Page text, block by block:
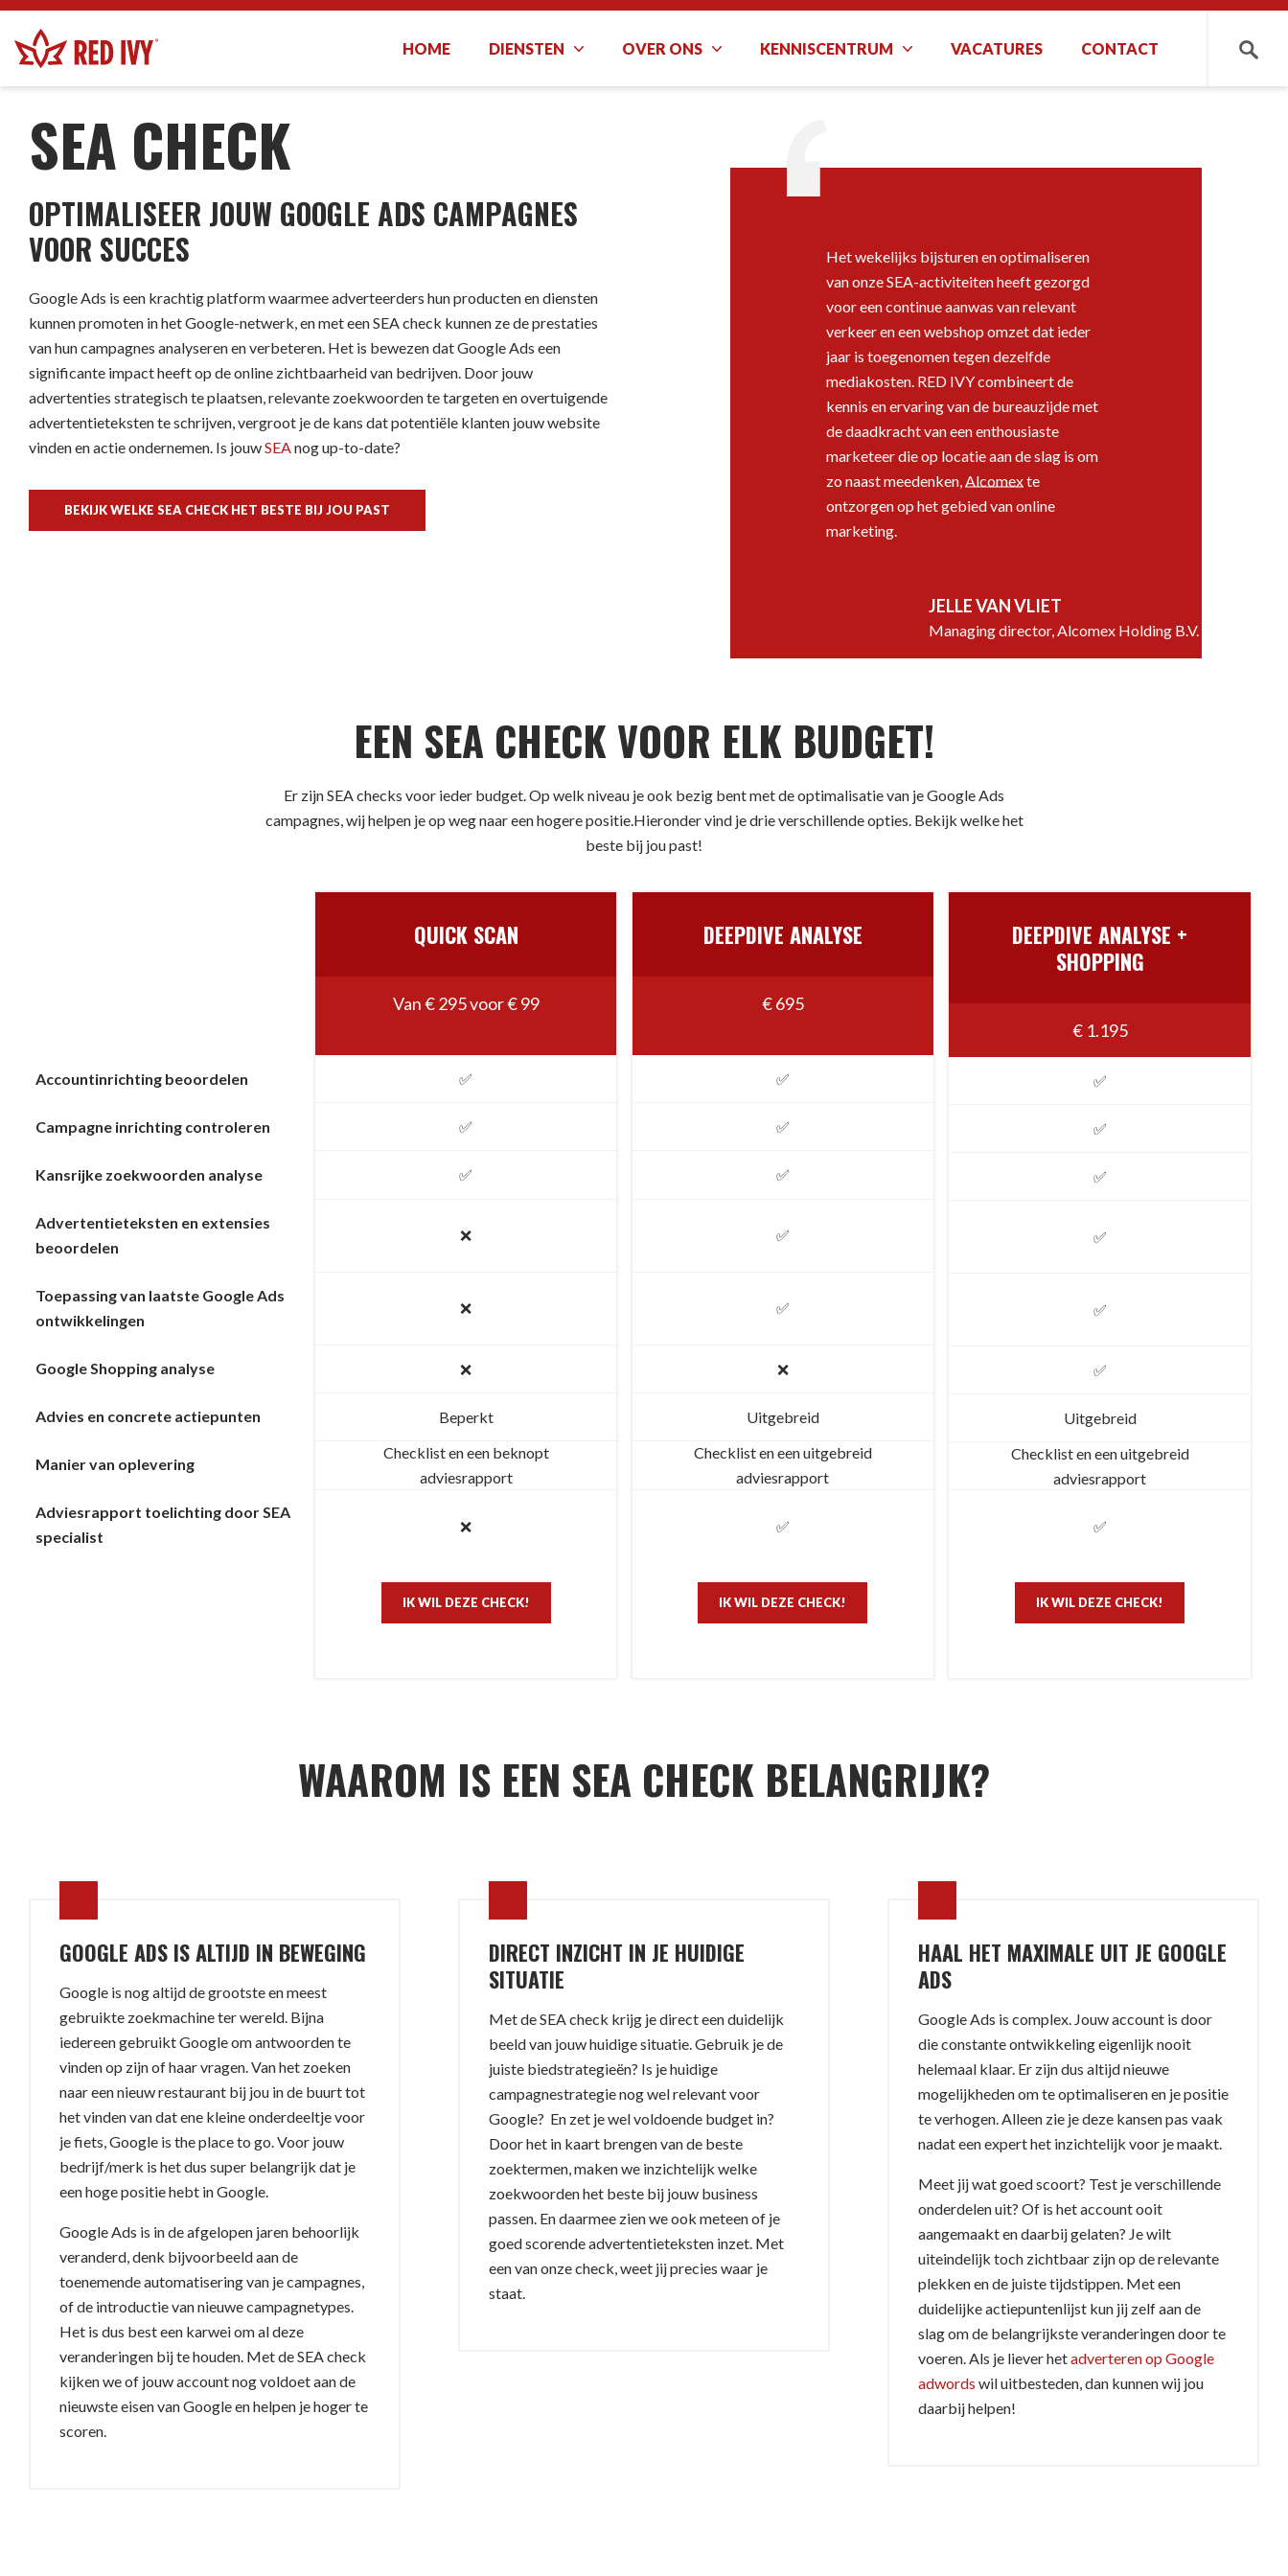
HOME DIENSTEN OVER ONS KENNISCENTRUM VACATURES CONTACT
Zoeken
DIENSTEN- SEA CHECK
SEA CHECK
OPTIMALISEER JOUW GOOGLE ADS CAMPAGNES
VOOR SUCCES
Google Ads is een krachtig platform waarmee adverteerders hun producten en diensten
kunnen promoten in het Google-netwerk, en met een SEA check kunnen ze de prestaties
van hun campagnes analyseren en verbeteren. Het is bewezen dat Google Ads een
significante impact heeft op de online zichtbaarheid van bedrijven. Door jouw
advertenties strategisch te plaatsen, relevante zoekwoorden te targeten en overtuigende
advertentieteksten te schrijven, vergroot je de kans dat potentiële klanten jouw website
vinden en actie ondernemen. Is jouwSEAnog up-to-date?
BEKIJK WELKE SEA CHECK HET BESTE BIJ JOU PAST
Het wekelijks bijsturen en optimaliseren
van onze SEA-activiteiten heeft gezorgd
voor een continue aanwas van relevant
verkeer en een webshop omzet dat ieder
jaar is toegenomen tegen dezelfde
mediakosten. RED IVY combineert de
kennis en ervaring van de bureauzijde met
de daadkracht van een enthousiaste
marketeer die op locatie aan de slag is om
zo naast meedenken,Alcomexte
ontzorgen op het gebied van online
marketing.
JELLE VAN VLIET
Managing director, Alcomex Holding B.V.
EEN SEA CHECK VOOR ELK BUDGET!
Er zijn SEA checks voor ieder budget. Op welk niveau je ook bezig bent met de optimalisatie van je Google Ads
campagnes, wij helpen je op weg naar een hogere positie.Hieronder vind je drie verschillende opties. Bekijk welke het
beste bij jou past!
Accountinrichting beoordelen
Campagne inrichting controleren
Kansrijke zoekwoorden analyse
Advertentieteksten en extensies
beoordelen
Toepassing van laatste Google Ads
ontwikkelingen
Google Shopping analyse
Advies en concrete actiepunten
Manier van oplevering
Adviesrapport toelichting door SEA
specialist
QUICK SCAN
Van € 295 voor € 99
✅
✅
✅
❌
❌
❌
Beperkt
Checklist en een beknopt
adviesrapport
❌
IK WIL DEZE CHECK!
DEEPDIVE ANALYSE
€ 695
✅
✅
✅
✅
✅
❌
Uitgebreid
Checklist en een uitgebreid
adviesrapport
✅
IK WIL DEZE CHECK!
DEEPDIVE ANALYSE +
SHOPPING
€ 1.195
✅
✅
✅
✅
✅
✅
Uitgebreid
Checklist en een uitgebreid
adviesrapport
✅
IK WIL DEZE CHECK!
WAAROM IS EEN SEA CHECK BELANGRIJK?
GOOGLE ADS IS ALTIJD IN BEWEGING
Google is nog altijd de grootste en meest
gebruikte zoekmachine ter wereld. Bijna
iedereen gebruikt Google om antwoorden te
vinden op zijn of haar vragen. Van het zoeken
naar een nieuw restaurant bij jou in de buurt tot
het vinden van dat ene kleine onderdeeltje voor
je fiets, Google is the place to go. Voor jouw
bedrijf/merk is het dus super belangrijk dat je
een hoge positie hebt in Google.
Google Ads is in de afgelopen jaren behoorlijk
veranderd, denk bijvoorbeeld aan de
toenemende automatisering van je campagnes,
of de introductie van nieuwe campagnetypes.
Het is dus best een karwei om al deze
veranderingen bij te houden. Met de SEA check
kijken we of jouw account nog voldoet aan de
nieuwste eisen van Google en helpen je hoger te
scoren.
DIRECT INZICHT IN JE HUIDIGE
SITUATIE
Met de SEA check krijg je direct een duidelijk
beeld van jouw huidige situatie. Gebruik je de
juiste biedstrategieën? Is je huidige
campagnestrategie nog wel relevant voor
Google? En zet je wel voldoende budget in?
Door het in kaart brengen van de beste
zoektermen, maken we inzichtelijk welke
zoekwoorden het beste bij jouw business
passen. En daarmee zien we ook meteen of je
goed scorende advertentieteksten inzet. Met
een van onze check, weet jij precies waar je
staat.
HAAL HET MAXIMALE UIT JE GOOGLE
ADS
Google Ads is complex. Jouw account is door
die constante ontwikkeling eigenlijk nooit
helemaal klaar. Er zijn dus altijd nieuwe
mogelijkheden om te optimaliseren en je positie
te verhogen. Alleen zie je deze kansen pas vaak
nadat een expert het inzichtelijk voor je maakt.
Meet jij wat goed scoort? Test je verschillende
onderdelen uit? Of is het account ooit
aangemaakt en daarbij gelaten? Je wilt
uiteindelijk toch zichtbaar zijn op de relevante
plekken en de juiste tijdstippen. Met een
duidelijke actiepuntenlijst kun jij zelf aan de
slag om de belangrijkste veranderingen door te
voeren. Als je liever hetadverteren op Google
adwords wil uitbesteden, dan kunnen wij jou
daarbij helpen!